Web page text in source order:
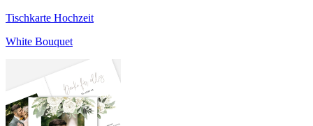
Tischkarte Hochzeit
White Bouquet